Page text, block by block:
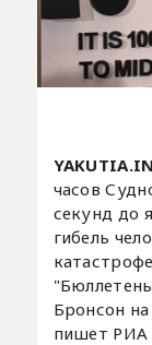
часов
секунд до
гибель
Бронсон
пишет РИА